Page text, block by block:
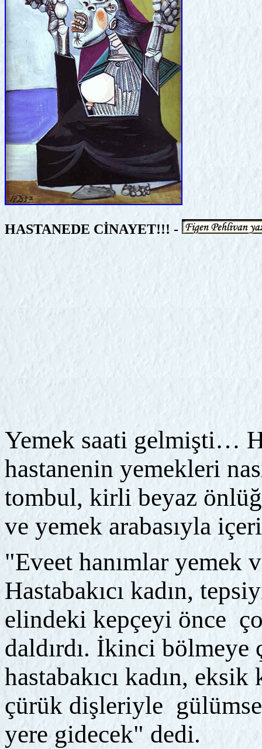
HASTANEDE CİNAYET!!! -
Yemek saati gelmişti…
hastanenin yemekleri
tombul, kirli beyaz
ve yemek arabasıyla
"Eveet hanımlar yemek
Hastabakıcı kadın,
elindeki kepçeyi önce
daldırdı. İkinci bölmeye
hastabakıcı kadın,
çürük dişleriyle
yere gidecek" dedi.